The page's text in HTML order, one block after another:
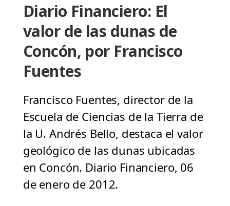
Diario Financiero: El
valor de las dunas de
Concón, por Francisco
Fuentes
Francisco Fuentes, director de la
Escuela de Ciencias de la Tierra de
la U. Andrés Bello, destaca el valor
geológico de las dunas ubicadas
en Concón. Diario Financiero, 06
de enero de 2012.